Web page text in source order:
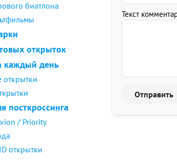
биатлона
открыток
каждый день
посткроссинга
/ Priority
открытки
Текст